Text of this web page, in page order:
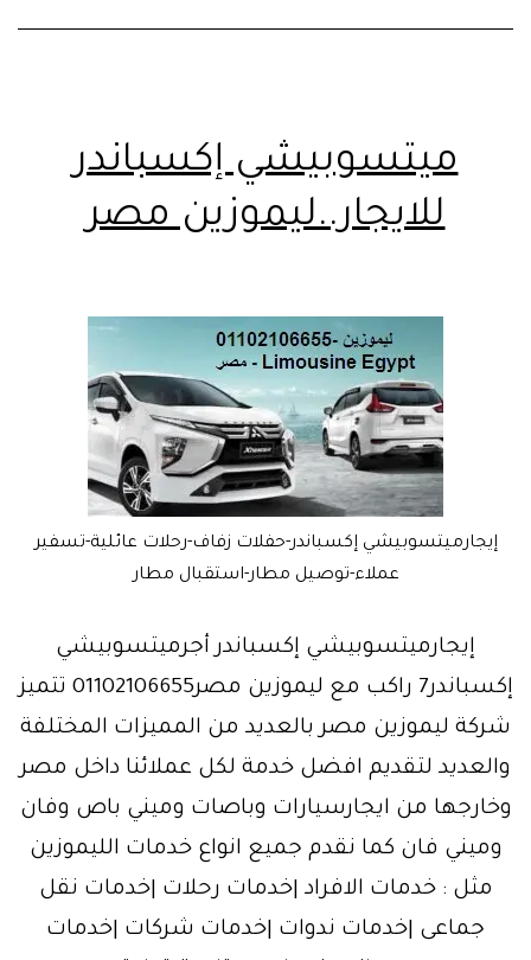
ميتسوبيشي إكسباندر
للايجار..ليموزين مصر
إيجارميتسوبيشي إكسباندر-حفلات زفاف-رحلات عائلية-تسفير
عملاء-توصيل مطار-استقبال مطار
إيجارميتسوبيشي إكسباندر أجرميتسوبيشي
إكسباندر7 راكب مع ليموزين مصر01102106655 تتميز
شركة ليموزين مصر بالعديد من المميزات المختلفة
والعديد لتقديم افضل خدمة لكل عملائنا داخل مصر
وخارجها من ايجارسيارات وباصات وميني باص وفان
وميني فان كما نقدم جميع انواع خدمات الليموزين
مثل : خدمات الافراد |خدمات رحلات |خدمات نقل
جماعى |خدمات ندوات |خدمات شركات |خدمات